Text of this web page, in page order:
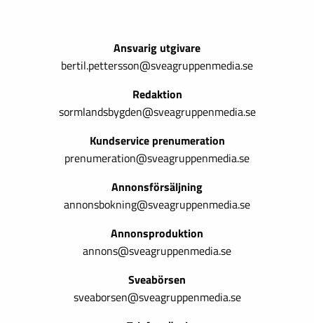
Ansvarig utgivare
bertil.pettersson@sveagruppenmedia.se
Redaktion
sormlandsbygden@sveagruppenmedia.se
Kundservice prenumeration
prenumeration@sveagruppenmedia.se
Annonsförsäljning
annonsbokning@sveagruppenmedia.se
Annonsproduktion
annons@sveagruppenmedia.se
Sveabörsen
sveaborsen@sveagruppenmedia.se